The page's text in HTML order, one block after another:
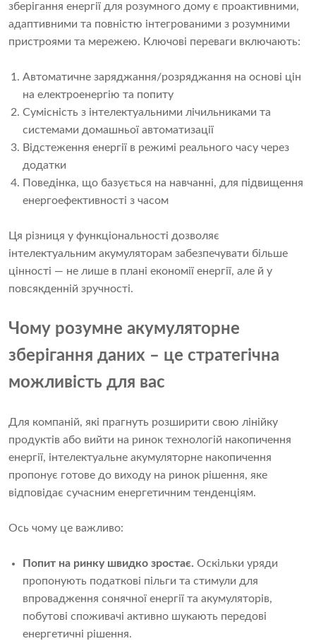
зберігання енергії для розумного дому є проактивними,
адаптивними та повністю інтегрованими з розумними
пристроями та мережею. Ключові переваги включають:
Автоматичне заряджання/розряджання на основі цін
на електроенергію та попиту
Сумісність з інтелектуальними лічильниками та
системами домашньої автоматизації
Відстеження енергії в режимі реального часу через
додатки
Поведінка, що базується на навчанні, для підвищення
енергоефективності з часом
Ця різниця у функціональності дозволяє
інтелектуальним акумуляторам забезпечувати більше
цінності — не лише в плані економії енергії, але й у
повсякденній зручності.
Чому розумне акумуляторне
зберігання даних – це стратегічна
можливість для вас
Для компаній, які прагнуть розширити свою лінійку
продуктів або вийти на ринок технологій накопичення
енергії, інтелектуальне акумуляторне накопичення
пропонує готове до виходу на ринок рішення, яке
відповідає сучасним енергетичним тенденціям.
Ось чому це важливо:
Попит на ринку швидко зростає. Оскільки уряди
пропонують податкові пільги та стимули для
впровадження сонячної енергії та акумуляторів,
побутові споживачі активно шукають передові
енергетичні рішення.